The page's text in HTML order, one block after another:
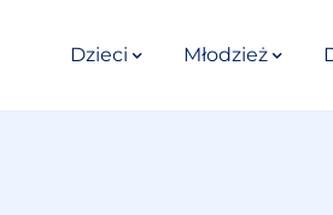
Dzieci Młodzież